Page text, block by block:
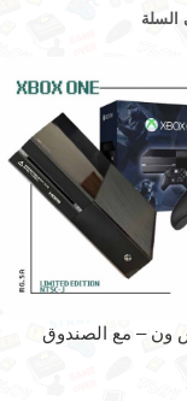
السلة
ون – مع الصندوق